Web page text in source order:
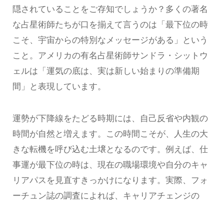
隠されていることをご存知でしょうか？多くの著名
な占星術師たちが口を揃えて言うのは「最下位の時
こそ、宇宙からの特別なメッセージがある」という
こと。アメリカの有名占星術師サンドラ・シットウ
ェルは「運気の底は、実は新しい始まりの準備期
間」と表現しています。
運勢が下降線をたどる時期には、自己反省や内観の
時間が自然と増えます。この時間こそが、人生の大
きな転機を呼び込む土壌となるのです。例えば、仕
事運が最下位の時は、現在の職場環境や自分のキャ
リアパスを見直すきっかけになります。実際、フォ
ーチュン誌の調査によれば、キャリアチェンジの